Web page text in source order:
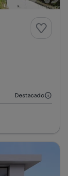
Destacado